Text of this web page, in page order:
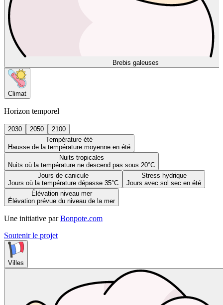
Brebis galeuses
Climat
Horizon temporel
2030 2050
2100
Température été
Hausse de la température moyenne en été
Nuits tropicales
Nuits où la température ne descend pas sous 20°C
Jours de canicule
Jours où la température dépasse 35°C
Stress hydrique
Jours avec sol sec en été
Élévation niveau mer
Élévation prévue du niveau de la mer
Une initiative par Bonpote.com
Soutenir le projet
Villes